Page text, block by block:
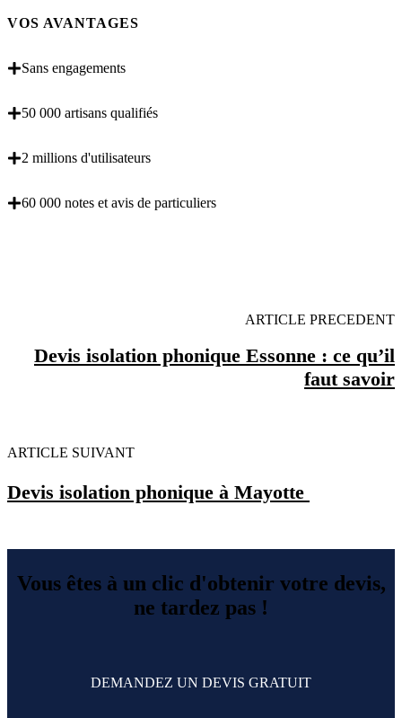
VOS AVANTAGES
Sans engagements
50 000 artisans qualifiés
2 millions d'utilisateurs
60 000 notes et avis de particuliers
ARTICLE PRECEDENT
Devis isolation phonique Essonne : ce qu’il
faut savoir
ARTICLE SUIVANT
Devis isolation phonique à Mayotte
Vous êtes à un clic d'obtenir votre devis,
ne tardez pas !
DEMANDEZ UN DEVIS GRATUIT